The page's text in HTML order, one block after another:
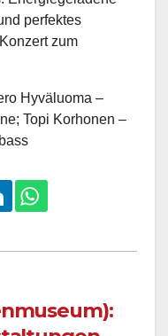
perfektes
zum
Hyväluoma –
Topi Korhonen –